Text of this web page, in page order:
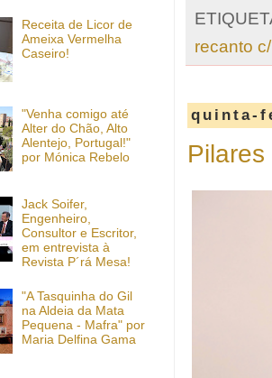
recanto
quinta-
Receita de Licor de
Ameixa Vermelha
Caseiro!
"Venha comigo até
Alter do Chão, Alto
Alentejo, Portugal!"
por Mónica Rebelo
Jack Soifer,
Engenheiro,
Consultor e Escritor,
em entrevista à
Revista P´rá Mesa!
"A Tasquinha do Gil
na Aldeia da Mata
Pequena - Mafra" por
Maria Delfina Gama